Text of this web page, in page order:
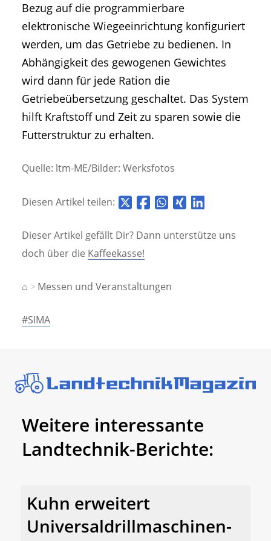
Bezug auf die programmierbare
elektronische Wiegeeinrichtung konfiguriert
werden, um das Getriebe zu bedienen. In
Abhängigkeit des gewogenen Gewichtes
wird dann für jede Ration die
Getriebeübersetzung geschaltet. Das System
hilft Kraftstoff und Zeit zu sparen sowie die
Futterstruktur zu erhalten.
Quelle: ltm-ME/Bilder: Werksfotos
Diesen Artikel teilen:
Dieser Artikel gefällt Dir? Dann unterstütze uns
doch über die Kaffeekasse!
⌂ Messen und Veranstaltungen
#SIMA
Weitere interessante
Landtechnik-Berichte:
Kuhn erweitert
Universaldrillmaschinen-